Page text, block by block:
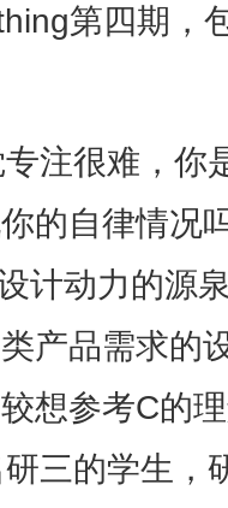
第四期，
注很难，你
的自律情况
计动力的源
产品需求的
想参考C的
三的学生，